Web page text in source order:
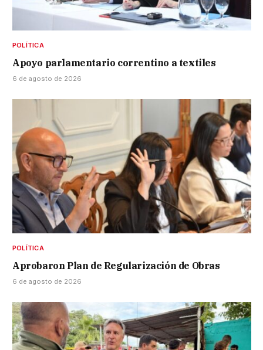
POLÍTICA
Apoyo parlamentario correntino a textiles
6 de agosto de 2026
POLÍTICA
Aprobaron Plan de Regularización de Obras
6 de agosto de 2026